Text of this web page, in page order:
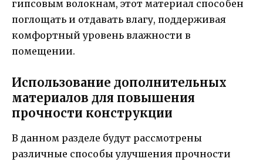
гипсовым волокнам, этот материал способен
поглощать и отдавать влагу, поддерживая
комфортный уровень влажности в
помещении.
Использование дополнительных
материалов для повышения
прочности конструкции
В данном разделе будут рассмотрены
различные способы улучшения прочности